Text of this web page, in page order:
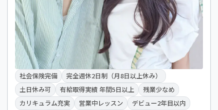
社会保険完備
完全週休2日制（月8日以上休み）
土日休み可
有給取得実績 年間5日以上
残業少なめ
カリキュラム充実
営業中レッスン
デビュー2年目以内